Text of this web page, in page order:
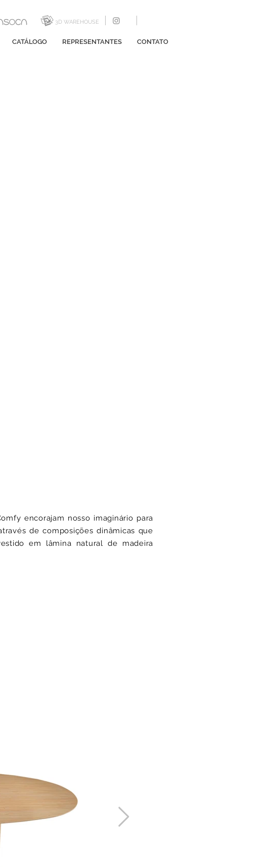
CATÁLOGO REPRESENTANTES CONTATO
3D WAREHOUSE
encorajam nosso imaginário para
de composições dinâmicas que
em lâmina natural de madeira